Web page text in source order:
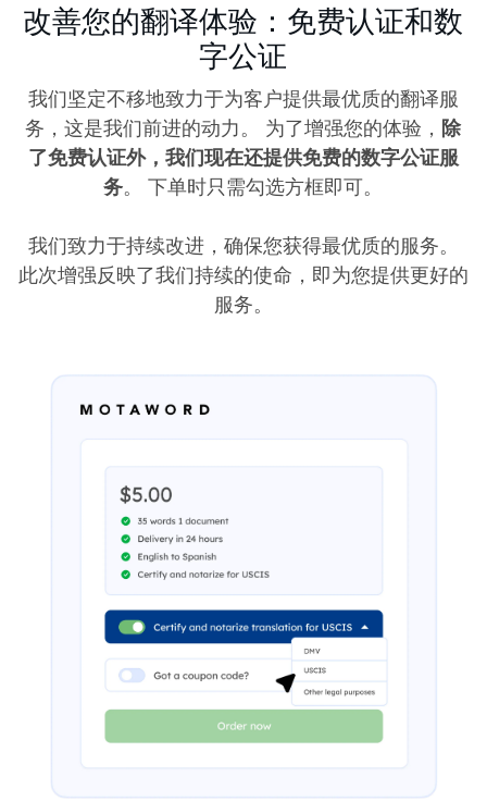
改善您的翻译体验：免费认证和数
字公证
我们坚定不移地致力于为客户提供最优质的翻译服
务，这是我们前进的动力。 为了增强您的体验， 除
了免费认证外，我们现在还提供免费的数字公证服
务。 下单时只需勾选方框即可。
我们致力于持续改进，确保您获得最优质的服务。
此次增强反映了我们持续的使命，即为您提供更好的
服务。